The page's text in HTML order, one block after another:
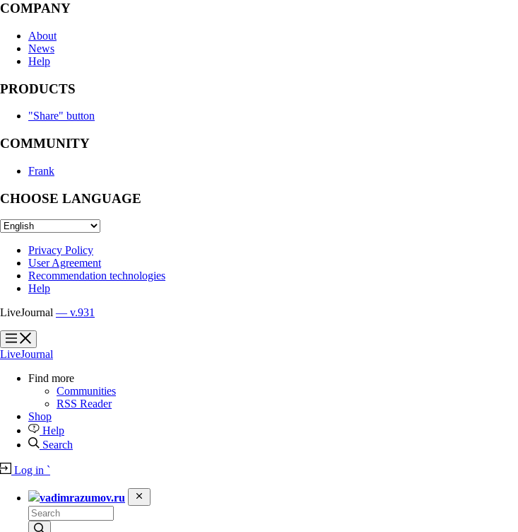
COMPANY
About
News
Help
PRODUCTS
"Share" button
COMMUNITY
Frank
CHOOSE LANGUAGE
Privacy Policy
User Agreement
Recommendation technologies
Help
LiveJournal — v.931
?
?
LiveJournal
Find more
Communities
RSS Reader
Shop
Help
Search
Log in `
vadimrazumov.ru